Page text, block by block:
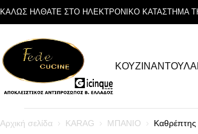
ΚΑΛΩΣ ΗΛΘΑΤΕ ΣΤΟ ΗΛΕΚΤΡΟΝΙΚΟ ΚΑΤΑΣΤΗΜΑ
ΚΟΥΖΙΝΑ
Αρχική σελίδα KARAG ΜΠΑΝΙΟ